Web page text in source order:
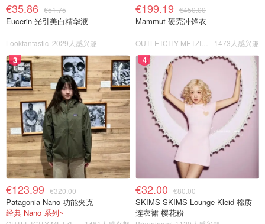
€35.86 €51.75
Eucerin 光引美白精华液
Lookfantastic 2029人感兴趣
€199.19 €450.00
Mammut 硬壳冲锋衣
1473人感兴趣
3
€123.99 €320.00
Patagonia Nano 功能夹克
经典 Nano 系列~
4
€32.00 €80.00
SKIMS SKIMS Lounge-Kleid 棉质
连衣裙 樱花粉